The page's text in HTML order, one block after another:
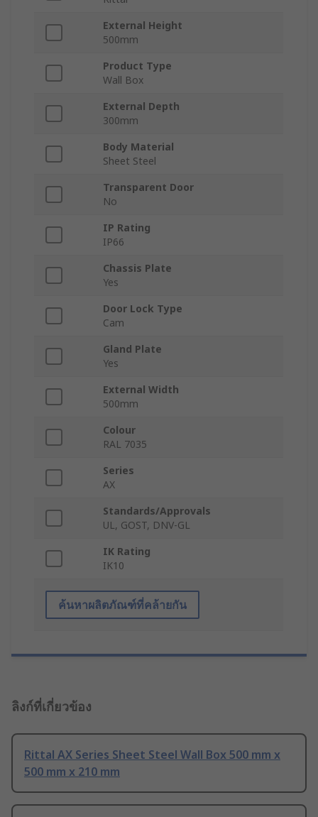
External Height
500mm
Product Type
Wall Box
External Depth
300mm
Body Material
Sheet Steel
Transparent Door
No
IP Rating
IP66
Chassis Plate
Yes
Door Lock Type
Cam
Gland Plate
Yes
External Width
500mm
Colour
RAL 7035
Series
AX
Standards/Approvals
UL, GOST, DNV-GL
IK Rating
IK10
ค้นหาผลิตภัณฑ์ที่คล้ายกัน
ลิงก์ที่เกี่ยวข้อง
Rittal AX Series Sheet Steel Wall Box 500 mm x
500 mm x 210 mm